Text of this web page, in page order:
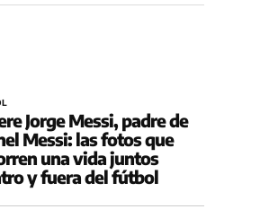
Jorge Messi, padre de
Messi: las fotos que
una vida juntos
y fuera del fútbol